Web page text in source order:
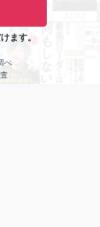
ます。
べ